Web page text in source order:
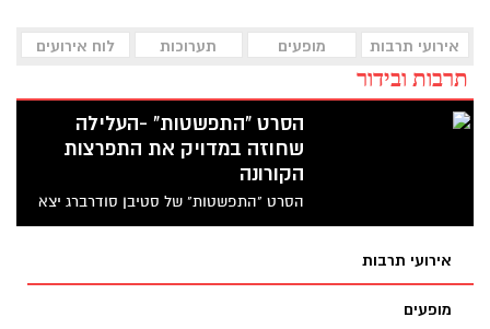
אירועי תרבות מופעים תערוכות לוח אירועים
תרבות ובידור
הסרט "התפשטות" -העלילה
שחוזה במדויק את התפרצות
הקורונה
הסרט "התפשטות" של סטיבן סודרברג יצא
לקרנים בשנת 2011 עכשיו חוזר להיות הסרט
אירועי תרבות
מופעים